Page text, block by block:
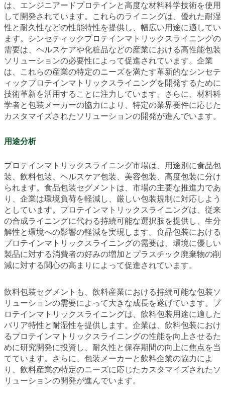
は、エンジニアードプロテインと高度な材料科学技術を使用
して開発されています。これらのライニングは、優れた耐湿
性と耐久性などの性能特性を提供し、幅広い用途に適してい
ます。シンセティックプロテインマトリックスライニングの
需要は、ヘルスケアや化粧品などの産業における高性能包装
ソリューションの必要性によって促進されています。企業
は、これらの産業の特定のニーズを満たす革新的なシンセテ
ィックプロテインマトリックスライニングを開発するために
技術革新を活用することに注力しています。さらに、材料科
学者と包装メーカーの協力により、特定の業界要件に応じた
カスタマイズされたソリューションの開発が進んでいます。
用途分析
プロテインマトリックスライニング市場は、用途別に食品包
装、飲料包装、ヘルスケア包装、美容包装、高度包装に分け
られます。食品包装セグメントは、市場の主要な推進力であ
り、企業は環境負荷を軽減し、厳しい包装規制に対応しよう
としています。プロテインマトリックスライニングは、従来
の合成ライニングに代わる持続可能な選択肢を提供し、生分
解性と環境への影響の軽減を実現します。食品包装における
プロテインマトリックスライニングの需要は、環境に優しい
製品に対する消費者の好みの増加とプラスチック廃棄物の削
減に対する関心の高まりによって促進されています。
飲料包装セグメントも、飲料産業における持続可能な包装ソ
リューションの需要によって大きな成長を遂げています。プ
ロテインマトリックスライニングは、飲料包装用途に適した
バリア特性と耐湿性を提供します。企業は、飲料包装におけ
るプロテインマトリックスライニングの性能を向上させるた
めに研究開発に投資し、耐久性と保存期間の向上に焦点を当
てています。さらに、包装メーカーと飲料企業の協力によ
り、飲料産業の特定のニーズに応じたカスタマイズされたソ
リューションの開発が進んでいます。